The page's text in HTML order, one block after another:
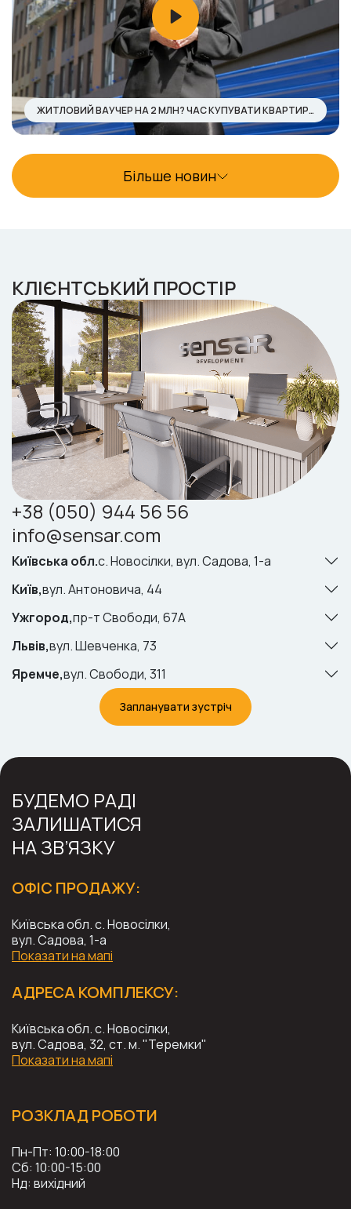
ЖИТЛОВИЙ ВАУЧЕР НА 2 МЛН? ЧАС КУПУВАТИ КВАРТИРУ
Більше новин
КЛІЄНТСЬКИЙ ПРОСТІР
+38 (050) 944 56 56
info@sensar.com
Київська обл.с. Новосілки, вул. Cадова, 1-а
Київ,вул. Антоновича, 44
Ужгород,пр-т Свободи, 67А
Львів,вул. Шевченка, 73
Яремче,вул. Свободи, 311
Запланувати зустріч
БУДЕМО РАДІ
ЗАЛИШАТИСЯ
НА ЗВ’ЯЗКУ
ОФІС ПРОДАЖУ:
Київська обл. с. Новосілки,
вул. Cадова, 1-а
Показати на мапі
АДРЕСА КОМПЛЕКСУ:
Київська обл. с. Новосілки,
вул. Cадова, 32, ст. м. "Теремки"
Показати на мапі
РОЗКЛАД РОБОТИ
Пн-Пт: 10:00-18:00
Сб: 10:00-15:00
Нд: вихідний